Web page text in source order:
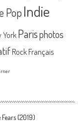
PopIndie
York Parisphotos
Rock Français
Fears (2019)